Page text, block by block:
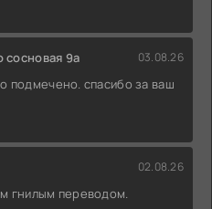
сосновая 9а 03.08.26
подмечено. спасибо за ваш
02.08.26
гнилым переводом.